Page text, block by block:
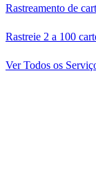
Rastreamento de
Rastreie 2 a 100
Ver Todos os